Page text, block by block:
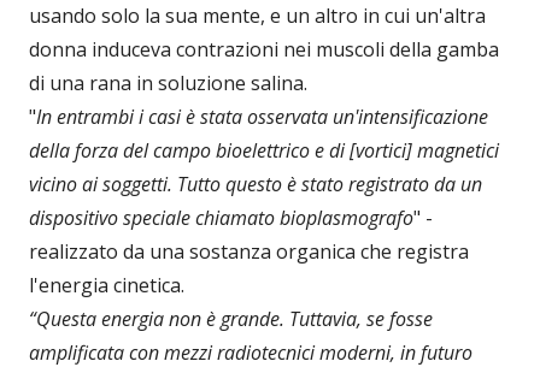
usando solo la sua mente, e un altro in cui un'altra
donna induceva contrazioni nei muscoli della gamba
di una rana in soluzione salina.
"In entrambi i casi è stata osservata un'intensificazione
della forza del campo bioelettrico e di [vortici] magnetici
vicino ai soggetti. Tutto questo è stato registrato da un
dispositivo speciale chiamato bioplasmografo" -
realizzato da una sostanza organica che registra
l'energia cinetica.
“Questa energia non è grande. Tuttavia, se fosse
amplificata con mezzi radiotecnici moderni, in futuro